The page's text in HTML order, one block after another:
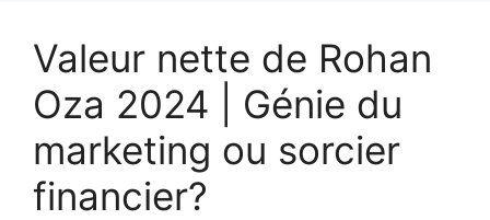
Valeur nette de Rohan
Oza 2024 | Génie du
marketing ou sorcier
financier?